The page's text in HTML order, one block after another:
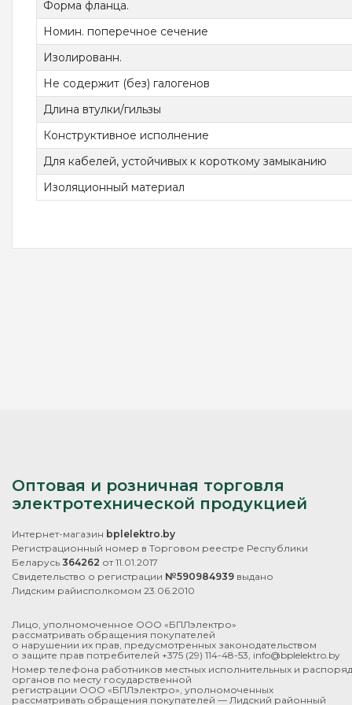
Форма фланца.
Номин. поперечное сечение
Изолированн.
Не содержит (без) галогенов
Длина втулки/гильзы
Конструктивное исполнение
Для кабелей, устойчивых к короткому замыканию
Изоляционный материал
Оптовая и розничная торговля
электротехнической продукцией
Интернет-магазин bplelektro.by
Регистрационный номер в Торговом реестре Республики
Беларусь 364262 от 11.01.2017
Свидетельство о регистрации №590984939 выдано
Лидским райисполкомом 23.06.2010
Лицо, уполномоченное ООО «БПЛэлектро»
рассматривать обращения покупателей
о нарушении их прав, предусмотренных законодательством
о защите прав потребителей +375 (29) 114-48-53 info@bplelektro.by
Номер телефона работников местных исполнительных и
органов по месту государственной
регистрации ООО «БПЛэлектро», уполномоченных
рассматривать обращения покупателей — Лидский районный